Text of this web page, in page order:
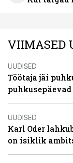
VIIMASED
UUDISED
Töötaja jäi
UUDISED
Karl Oder
on isiklik